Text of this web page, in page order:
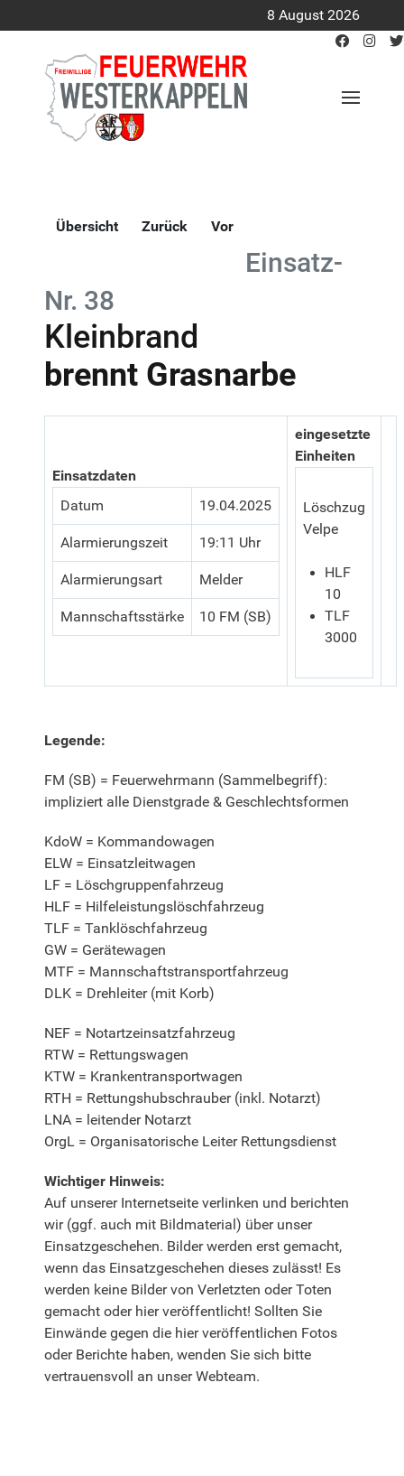
8 August 2026
Übersicht Zurück Vor
Einsatz-
Nr. 38
Kleinbrand
brennt Grasnarbe
Einsatzdaten
Datum
19.04.2025
Alarmierungszeit 19:11 Uhr
Alarmierungsart Melder
Mannschaftsstärke 10 FM (SB)
eingesetzte
Einheiten
Löschzug
Velpe
HLF
10
TLF
3000
Legende:
FM (SB) = Feuerwehrmann (Sammelbegriff):
impliziert alle Dienstgrade & Geschlechtsformen
KdoW = Kommandowagen
ELW = Einsatzleitwagen
LF = Löschgruppenfahrzeug
HLF = Hilfeleistungslöschfahrzeug
TLF = Tanklöschfahrzeug
GW = Gerätewagen
MTF = Mannschaftstransportfahrzeug
DLK = Drehleiter (mit Korb)
NEF = Notartzeinsatzfahrzeug
RTW = Rettungswagen
KTW = Krankentransportwagen
RTH = Rettungshubschrauber (inkl. Notarzt)
LNA = leitender Notarzt
OrgL = Organisatorische Leiter Rettungsdienst
Wichtiger Hinweis:
Auf unserer Internetseite verlinken und berichten
wir (ggf. auch mit Bildmaterial) über unser
Einsatzgeschehen. Bilder werden erst gemacht,
wenn das Einsatzgeschehen dieses zulässt! Es
werden keine Bilder von Verletzten oder Toten
gemacht oder hier veröffentlicht! Sollten Sie
Einwände gegen die hier veröffentlichen Fotos
oder Berichte haben, wenden Sie sich bitte
vertrauensvoll an unser Webteam.